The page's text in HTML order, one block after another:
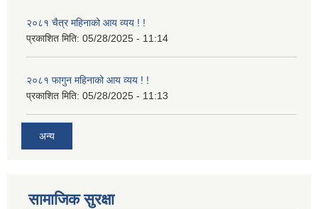
२०८१ चैत्र महिनाको आय व्यय ! !
प्रकाशित मिति: 05/28/2025 - 11:14
२०८१ फागुन महिनाको आय व्यय ! !
प्रकाशित मिति: 05/28/2025 - 11:13
अन्य
सामाजिक सुरक्षा